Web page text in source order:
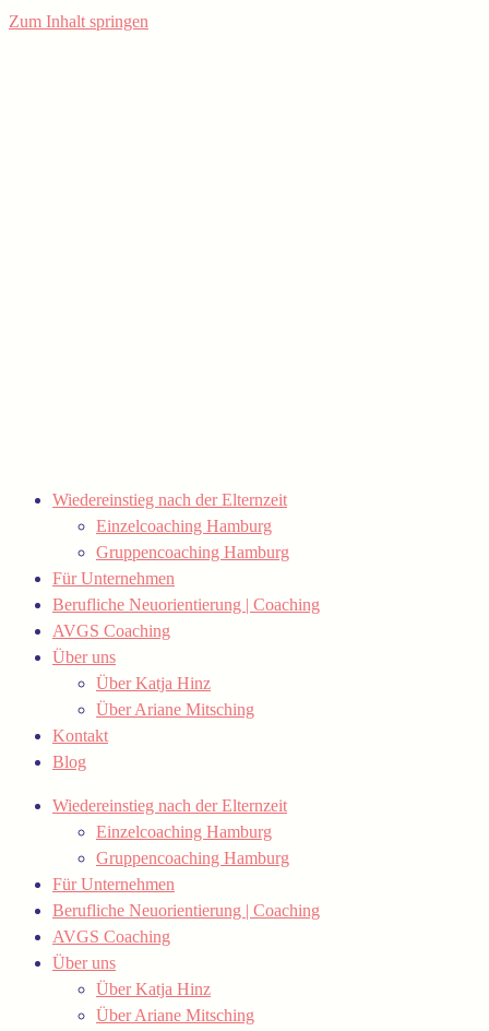
Zum Inhalt springen
Wiedereinstieg nach der Elternzeit
Einzelcoaching Hamburg
Gruppencoaching Hamburg
Für Unternehmen
Berufliche Neuorientierung | Coaching
AVGS Coaching
Über uns
Über Katja Hinz
Über Ariane Mitsching
Kontakt
Blog
Wiedereinstieg nach der Elternzeit
Einzelcoaching Hamburg
Gruppencoaching Hamburg
Für Unternehmen
Berufliche Neuorientierung | Coaching
AVGS Coaching
Über uns
Über Katja Hinz
Über Ariane Mitsching